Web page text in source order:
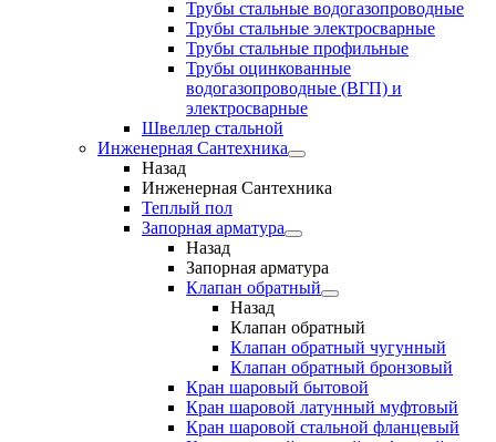
Трубы стальные водогазопроводные
Трубы стальные электросварные
Трубы стальные профильные
Трубы оцинкованные
водогазопроводные (ВГП) и
электросварные
Швеллер стальной
Инженерная Сантехника
Назад
Инженерная Сантехника
Теплый пол
Запорная арматура
Назад
Запорная арматура
Клапан обратный
Назад
Клапан обратный
Клапан обратный чугунный
Клапан обратный бронзовый
Кран шаровый бытовой
Кран шаровой латунный муфтовый
Кран шаровой стальной фланцевый